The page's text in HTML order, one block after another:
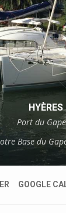
HYÈRES
Port du
Base du
GOOGLE